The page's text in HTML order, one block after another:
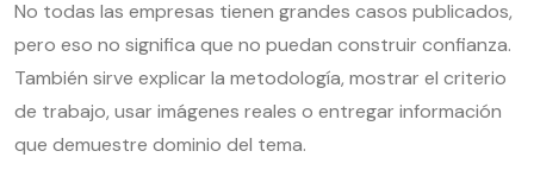
No todas las empresas tienen grandes casos publicados,
pero eso no significa que no puedan construir confianza.
También sirve explicar la metodología, mostrar el criterio
de trabajo, usar imágenes reales o entregar información
que demuestre dominio del tema.